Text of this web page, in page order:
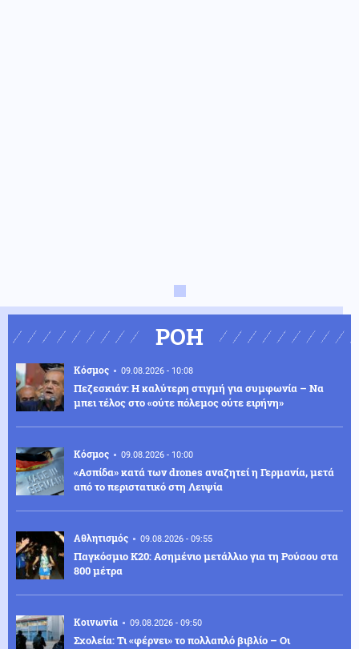
ΡΟΗ
Κόσμος 09.08.2026 - 10:08
Πεζεσκιάν: Η καλύτερη στιγμή για συμφωνία – Να
μπει τέλος στο «ούτε πόλεμος ούτε ειρήνη»
Κόσμος 09.08.2026 - 10:00
«Ασπίδα» κατά των drones αναζητεί η Γερμανία, μετά
από το περιστατικό στη Λειψία
Αθλητισμός 09.08.2026 - 09:55
Παγκόσμιο Κ20: Ασημένιο μετάλλιο για τη Ρούσου στα
800 μέτρα
Κοινωνία 09.08.2026 - 09:50
Σχολεία: Τι «φέρνει» το πολλαπλό βιβλίο – Οι